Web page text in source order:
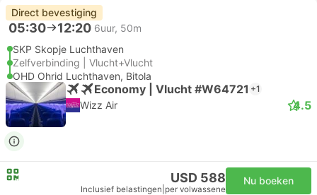
Direct bevestiging
05:30 12:20 6uur, 50m
SKP Skopje Luchthaven
Zelfverbinding | Vlucht+Vlucht
OHD Ohrid Luchthaven, Bitola
Economy | Vlucht #W64721 +1
Wizz Air 4.5
USD 588
Inclusief belastingen per volwassene
Nu boeken